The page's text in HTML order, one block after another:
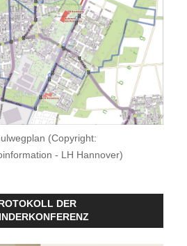
(Copyright:
- LH Hannover)
DER